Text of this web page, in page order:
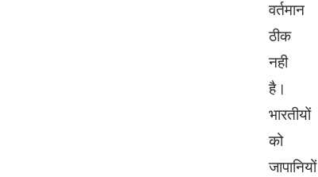
वर्तमान
ठीक
नही
है।
भारतीयों
को
जापानियों